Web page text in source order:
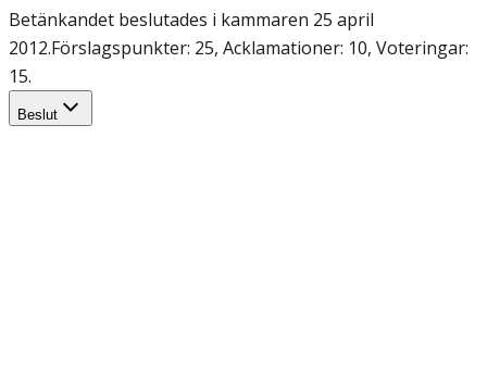
Betänkandet beslutades i kammaren 25 april
2012.Förslagspunkter: 25, Acklamationer: 10, Voteringar:
15.
Beslut